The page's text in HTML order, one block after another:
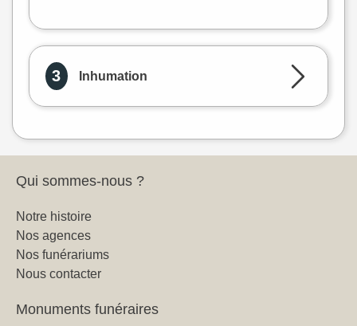
3 Inhumation
Qui sommes-nous ?
Notre histoire
Nos agences
Nos funérariums
Nous contacter
Monuments funéraires